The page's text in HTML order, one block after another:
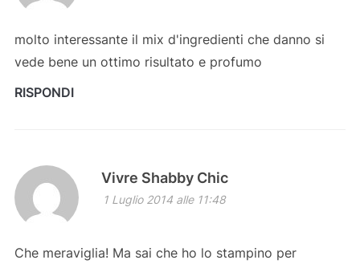
molto interessante il mix d'ingredienti che danno si
vede bene un ottimo risultato e profumo
RISPONDI
Vivre Shabby Chic
1 Luglio 2014 alle 11:48
Che meraviglia! Ma sai che ho lo stampino per